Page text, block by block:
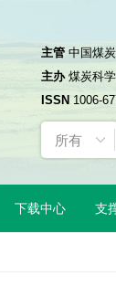
主管 中国煤
主办 煤炭科
ISSN 1006-
下载中心 支